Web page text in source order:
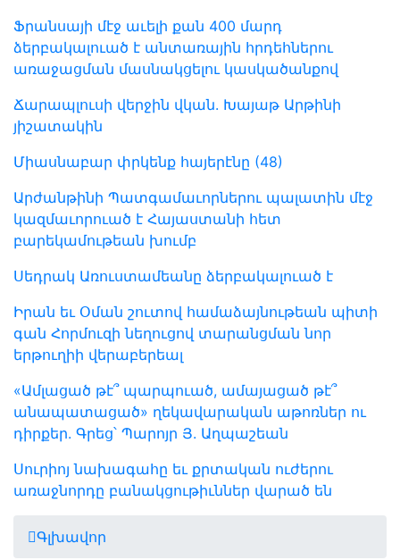
Ֆրանսայի մէջ աւելի քան 400 մարդ
ձերբակալուած է անտառային հրդեհներու
առաջացման մասնակցելու կասկածանքով
Ճարապլուսի վերջին վկան. Խայաթ Արթինի
յիշատակին
Միասնաբար փրկենք հայերէնը (48)
Արժանթինի Պատգամաւորներու պալատին մէջ
կազմաւորուած է Հայաստանի հետ
բարեկամութեան խումբ
Սեդրակ Առուստամեանը ձերբակալուած է
Իրան եւ Օման շուտով համաձայնութեան պիտի
գան Հորմուզի նեղուցով տարանցման նոր
երթուղիի վերաբերեալ
«Ամլացած թէ՞ պարպուած, ամայացած թէ՞
անապատացած» ղեկավարական աթոռներ ու
դիրքեր. Գրեց՝ Պարոյր Յ. Աղպաշեան
Սուրիոյ նախագահը եւ քրտական ուժերու
առաջնորդը բանակցութիւններ վարած են
Գլխավոր